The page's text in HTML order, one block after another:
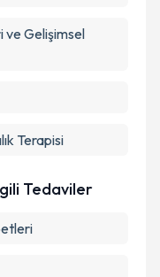
Gelişimsel
Terapisi
Tedaviler